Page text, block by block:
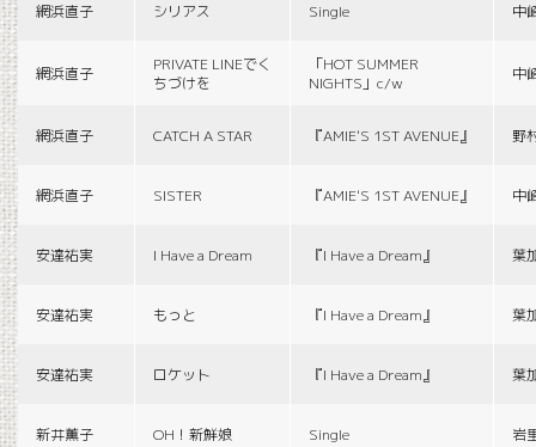
網浜直子 シリアス Single 中
網浜直子
PRIVATE LINEでく
ちづけを
「HOT SUMMER
NIGHTS」c/w
中
網浜直子 CATCH A STAR 『AMIE'S 1ST AVENUE』 野
網浜直子 SISTER 『AMIE'S 1ST AVENUE』 中
安達祐実 I Have a Dream 『I Have a Dream』 葉
安達祐実 もっと 『I Have a Dream』 葉
安達祐実 ロケット 『I Have a Dream』 葉
新井薫子 OH！新鮮娘 Single 岩